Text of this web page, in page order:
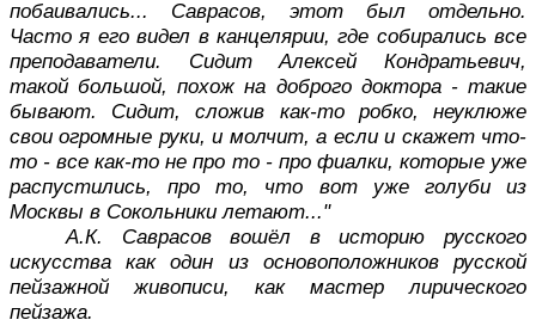
побаивались... Саврасов, этот был отдельно.
Часто я его видел в канцелярии, где собирались все
преподаватели. Сидит Алексей Кондратьевич,
такой большой, похож на доброго доктора - такие
бывают. Сидит, сложив как-то робко, неуклюже
свои огромные руки, и молчит, а если и скажет что-
то - все как-то не про то - про фиалки, которые уже
распустились, про то, что вот уже голуби из
Москвы в Сокольники летают..."
А.К. Саврасов вошёл в историю русского
искусства как один из основоположников русской
пейзажной живописи, как мастер лирического
пейзажа.